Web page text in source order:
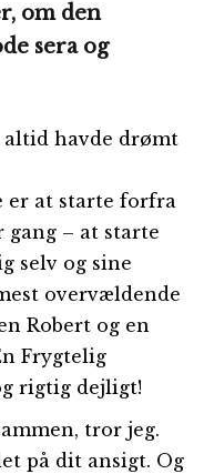
om den
sera og
altid havde drømt
er at starte forfra
gang – at starte
selv og sine
overvældende
Robert og en
Frygtelig
rigtig dejligt!
tror jeg.
på dit ansigt. Og